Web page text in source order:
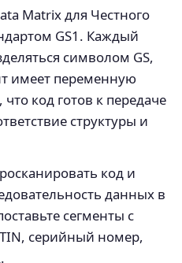
Matrix для Честного
GS1. Каждый
символом GS,
имеет переменную
код готов к передаче
структуры и
код и
данных в
сегменты с
серийный номер,